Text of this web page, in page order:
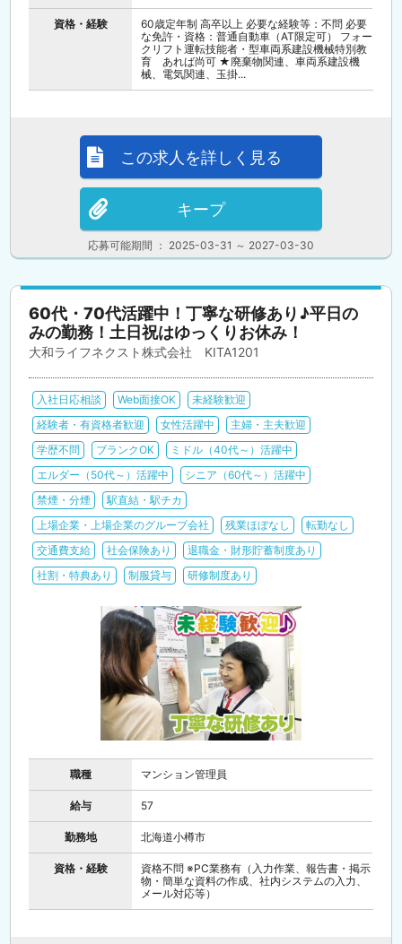
資格・経験
60歳定年制 高卒以上 必要な経験等：不問 必要
な免許・資格：普通自動車（AT限定可） フォー
クリフト運転技能者・型車両系建設機械特別教
育 あれば尚可 ★廃棄物関連、車両系建設機
械、電気関連、玉掛...
応募可能期間 ： 2025-03-31 ～ 2027-03-30
この求人を詳しく見る
キープ
60代・70代活躍中！丁寧な研修あり♪平日の
みの勤務！土日祝はゆっくりお休み！
大和ライフネクスト株式会社 KITA1201
入社日応相談 Web面接OK
未経験歓迎
経験者・有資格者歓迎
女性活躍中
主婦・主夫歓迎
学歴不問
ブランクOK
ミドル（40代～）活躍中
エルダー（50代～）活躍中
シニア（60代～）活躍中
禁煙・分煙
駅直結・駅チカ
上場企業・上場企業のグループ会社
残業ほぼなし
転勤なし
交通費支給
社会保険あり
退職金・財形貯蓄制度あり
社割・特典あり
制服貸与 研修制度あり
職種 マンション管理員
給与 57
勤務地 北海道小樽市
資格・経験
資格不問 ※PC業務有（入力作業、報告書・掲示
物・簡単な資料の作成、社内システムの入力、
メール対応等）